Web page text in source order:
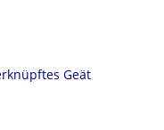
Geät